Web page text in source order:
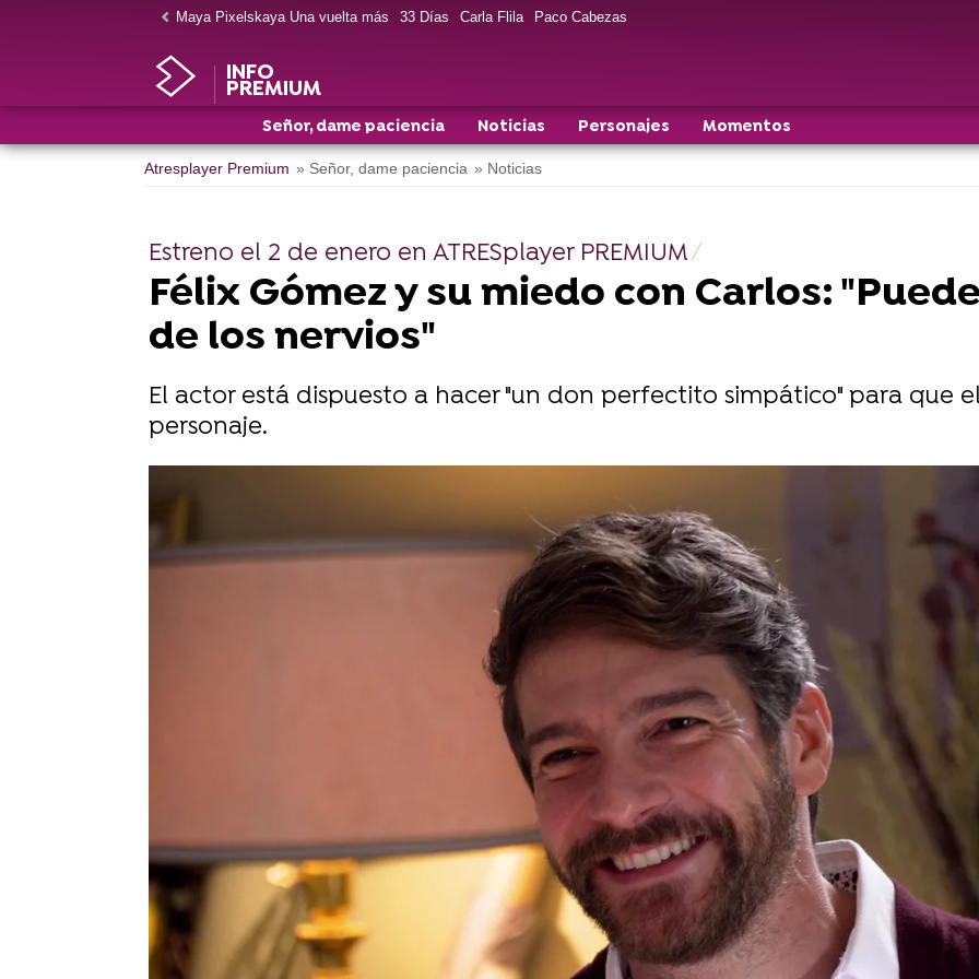
Maya Pixelskaya Una vuelta más 33 Días Carla Flila Paco Cabezas
INFO
PREMIUM
Señor, dame paciencia Noticias Personajes Momentos
Atresplayer Premium » Señor, dame paciencia » Noticias
Estreno el 2 de enero en ATRESplayer PREMIUM
Félix Gómez y su miedo con Carlos:
de los nervios"
El actor está dispuesto a hacer "un don perfectito simpático" para que
personaje.
Madrid
Publicado: 28 de diciembre de 2021, 11:38
Whatsapp
FacebookTwitter
Félix Gómezse mete en la piel de Carlos, el segundo hijo de
Gregorio en 'Señor, dame paciencia' .